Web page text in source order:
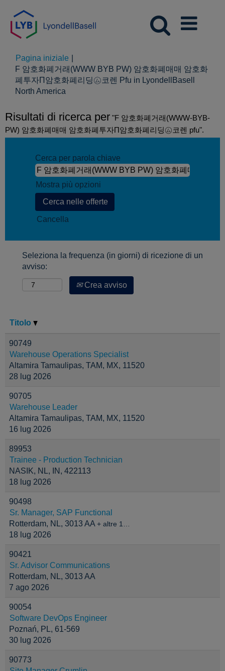
Pagina iniziale
F 암호화폐거래(WWW BYB PW) 암호화폐매매 암호화
폐투자П암호화폐리딩㋰코렌 Pfu in LyondellBasell
North America
Risultati di ricerca per "F 암호화폐거래(WWW-BYB-
PW) 암호화폐매매 암호화폐투자П암호화폐리딩㋰코렌 pfu".
Cerca per parola chiave
Mostra più opzioni
Cancella
Seleziona la frequenza (in giorni) di ricezione di un
avviso:
Crea avviso
Titolo
90749
Warehouse Operations Specialist
Altamira Tamaulipas, TAM, MX, 11520
28 lug 2026
90705
Warehouse Leader
Altamira Tamaulipas, TAM, MX, 11520
16 lug 2026
89953
Trainee - Production Technician
NASIK, NL, IN, 422113
18 lug 2026
90498
Sr. Manager, SAP Functional
Rotterdam, NL, 3013 AA + altre 1…
18 lug 2026
90421
Sr. Advisor Communications
Rotterdam, NL, 3013 AA
7 ago 2026
90054
Software DevOps Engineer
Poznań, PL, 61-569
30 lug 2026
90773